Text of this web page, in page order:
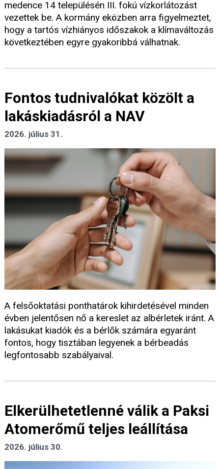
medence 14 településén III. fokú vízkorlátozást
vezettek be. A kormány eközben arra figyelmeztet,
hogy a tartós vízhiányos időszakok a klímaváltozás
következtében egyre gyakoribbá válhatnak.
Fontos tudnivalókat közölt a
lakáskiadásról a NAV
2026. július 31.
A felsőoktatási ponthatárok kihirdetésével minden
évben jelentősen nő a kereslet az albérletek iránt. A
lakásukat kiadók és a bérlők számára egyaránt
fontos, hogy tisztában legyenek a bérbeadás
legfontosabb szabályaival.
Elkerülhetetlenné válik a Paksi
Atomerőmű teljes leállítása
2026. július 30.